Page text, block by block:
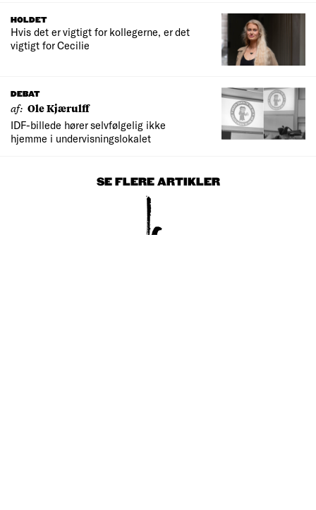
HOLDET
Hvis det er vigtigt for kollegerne, er det
vigtigt for Cecilie
DEBAT
af: Ole Kjærulff
IDF-billede hører selvfølgelig ikke
hjemme i undervisningslokalet
SE FLERE ARTIKLER